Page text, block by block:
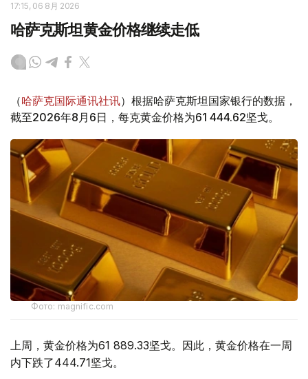
17:15, 06 8月 2026
哈萨克斯坦黄金价格继续走低
（哈萨克国际通讯社讯）根据哈萨克斯坦国家银行的数据，
截至2026年8月6日，每克黄金价格为61 444.62坚戈。
Фото: magnific.com
上周，黄金价格为61 889.33坚戈。因此，黄金价格在一周
内下跌了444.71坚戈。